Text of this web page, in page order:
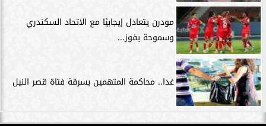
مودرن يتعادل إيجابيًا مع الاتحاد السكندري
وسموحة يفوز...
غدا.. محاكمة المتهمين بسرقة فتاة قصر النيل